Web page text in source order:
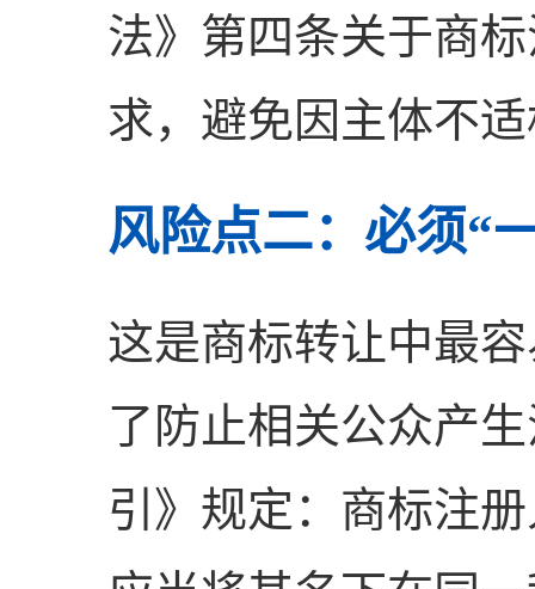
法》第四条关于商
求，避免因主体不
风险点二：必须“
这是商标转让中最
了防止相关公众产
引》规定：商标注